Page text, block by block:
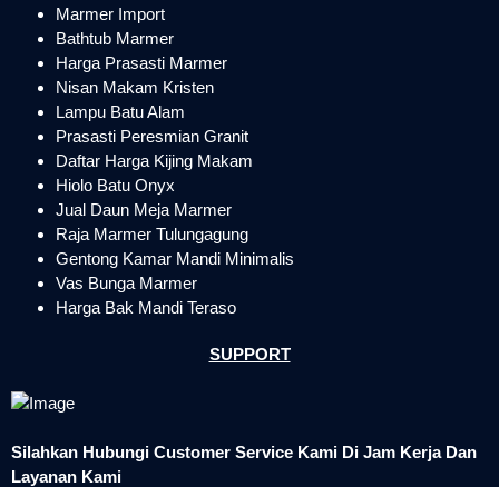
Marmer Import
Bathtub Marmer
Harga Prasasti Marmer
Nisan Makam Kristen
Lampu Batu Alam
Prasasti Peresmian Granit
Daftar Harga Kijing Makam
Hiolo Batu Onyx
Jual Daun Meja Marmer
Raja Marmer Tulungagung
Gentong Kamar Mandi Minimalis
Vas Bunga Marmer
Harga Bak Mandi Teraso
SUPPORT
Silahkan Hubungi Customer Service Kami Di Jam Kerja Dan
Layanan Kami